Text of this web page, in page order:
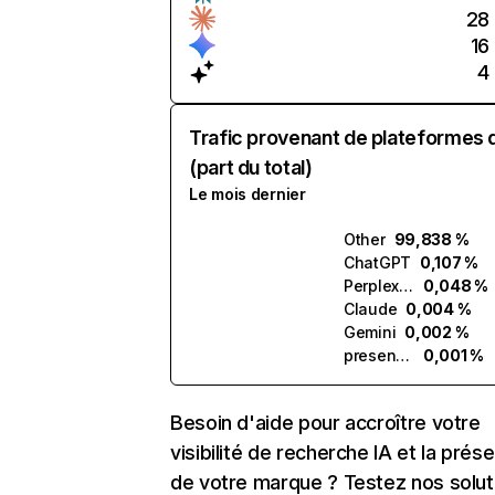
28
16
4
Trafic provenant de plateformes
(part du total)
Le mois dernier
Other 99,838 %
ChatGPT 0,107 %
Perplexity
0,048 %
Claude 0,004 %
Gemini 0,002 %
presentsimple.ai
0,001 %
Besoin d'aide pour accroître votre
visibilité de recherche IA et la
de votre marque ? Testez nos